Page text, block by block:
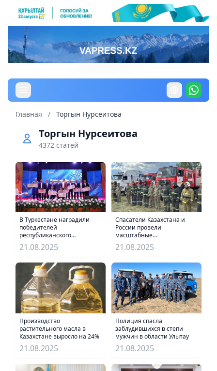
Главная / Торгын Нурсеитова
Торгын Нурсеитова
4372 статей
В Туркестане наградили
победителей
республиканского
командного айтыса
21.08.2025
Спасатели Казахстана и
России провели
масштабные
трансграничные учения
21.08.2025
Производство
растительного масла в
Казахстане выросло на 24%
21.08.2025
Полиция спасла
заблудившихся в степи
мужчин в области Улытау
21.08.2025